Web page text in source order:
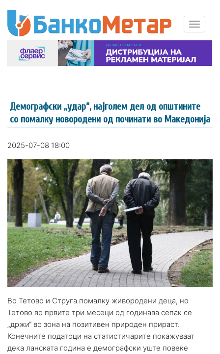
Демографски „удар“, најголем дел од општините
со помалку новородени од починати во Македонија
2025-07-08 18:00
Во Тетово и Струга помалку живородени деца, но
Тетово во првите три месеци од годинава сепак се
„држи“ во зона на позитивен природен прираст.
Конечните податоци на статистичарите покажуваат
дека ланската година е демографски уште повеќе